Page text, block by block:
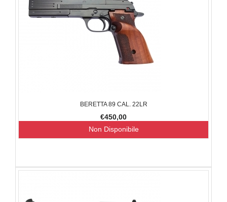
BERETTA 89 CAL. 22LR
€450,00
Non Disponibile